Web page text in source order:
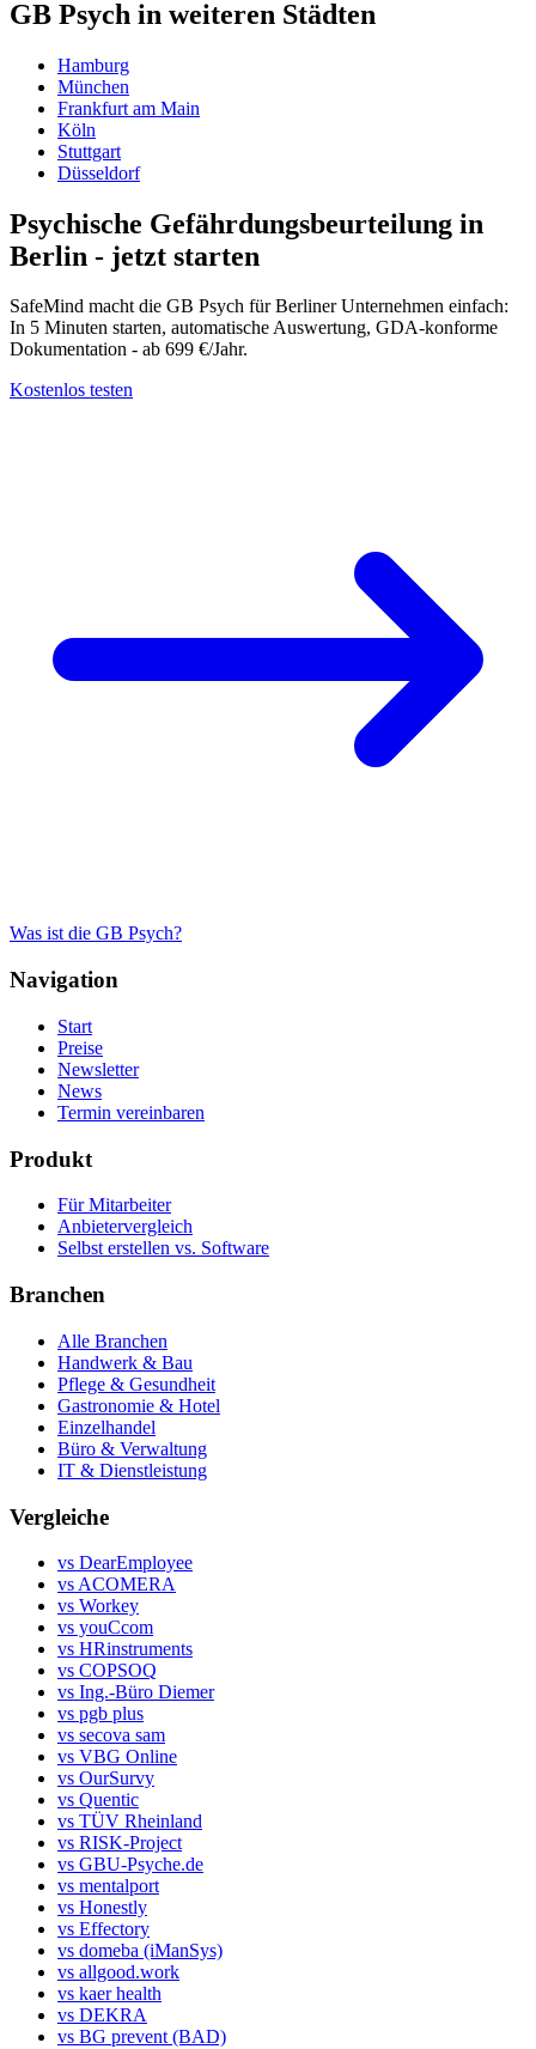
GB Psych in weiteren Städten
Hamburg
München
Frankfurt am Main
Köln
Stuttgart
Düsseldorf
Psychische Gefährdungsbeurteilung in
Berlin - jetzt starten
SafeMind macht die GB Psych für Berliner Unternehmen einfach:
In 5 Minuten starten, automatische Auswertung, GDA-konforme
Dokumentation - ab 699 €/Jahr.
Kostenlos testen
Was ist die GB Psych?
Navigation
Start
Preise
Newsletter
News
Termin vereinbaren
Produkt
Für Mitarbeiter
Anbietervergleich
Selbst erstellen vs. Software
Branchen
Alle Branchen
Handwerk & Bau
Pflege & Gesundheit
Gastronomie & Hotel
Einzelhandel
Büro & Verwaltung
IT & Dienstleistung
Vergleiche
vs DearEmployee
vs ACOMERA
vs Workey
vs youCcom
vs HRinstruments
vs COPSOQ
vs Ing.-Büro Diemer
vs pgb plus
vs secova sam
vs VBG Online
vs OurSurvy
vs Quentic
vs TÜV Rheinland
vs RISK-Project
vs GBU-Psyche.de
vs mentalport
vs Honestly
vs Effectory
vs domeba (iManSys)
vs allgood.work
vs kaer health
vs DEKRA
vs BG prevent (BAD)